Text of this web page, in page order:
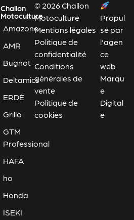
Challon
Motoculture
Amazone
AMR
Bugnot
Deltamics
ERDÉ
Grillo
GTM
Professional
HAFA
ho
Honda
ISEKI
© 2026 Challon
Motoculture
Mentions légales
Politique de
confidentialité
Conditions
générales de
vente
Politique de
cookies
Propul
sé par
l'agen
ce
web
Marqu
e
Digital
e